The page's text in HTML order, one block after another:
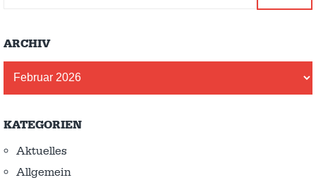
ARCHIV
KATEGORIEN
Aktuelles
Allgemein